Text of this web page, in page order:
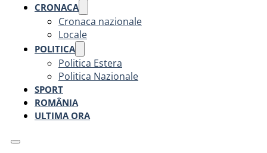
CRONACA
Cronaca nazionale
Locale
POLITICA
Politica Estera
Politica Nazionale
SPORT
ROMÂNIA
ULTIMA ORA